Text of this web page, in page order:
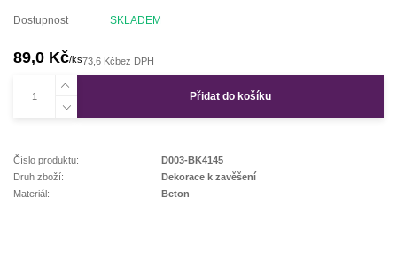
Dostupnost SKLADEM
89,0 Kč/ks73,6 Kčbez DPH
Přidat do košíku
Číslo produktu:
D003-BK4145
Druh zboží:
Dekorace k zavěšení
Materiál:
Beton